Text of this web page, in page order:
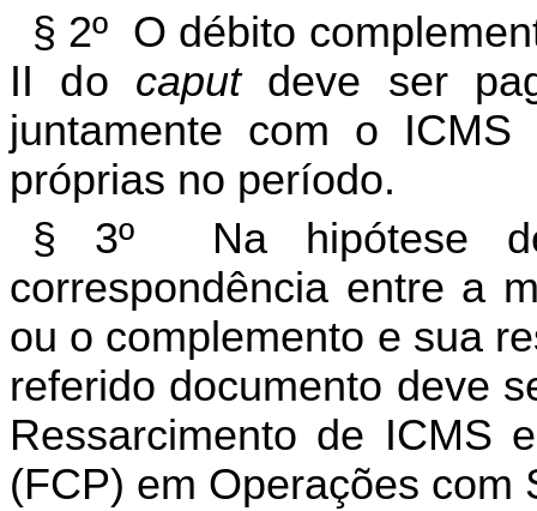
§ 2º O débito
II do caputdeve ser
juntamente com o ICMS
próprias no período.
§ 3º Na hipótese
correspondência entre a
ou o complemento e sua
referido documento deve
Ressarcimento de ICMS
(FCP) em Operações com